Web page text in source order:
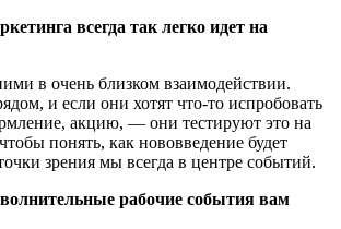
всегда так легко идет на
в очень близком взаимодействии.
и если они хотят что-то испробовать
акцию, — они тестируют это на
понять, как нововведение будет
зрения мы всегда в центре событий.
рабочие события вам